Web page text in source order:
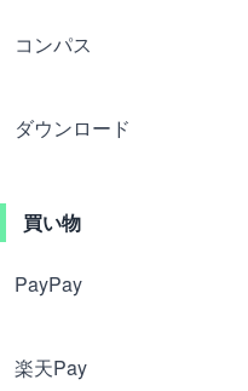
コンパス
ダウンロード
買い物
PayPay
楽天Pay